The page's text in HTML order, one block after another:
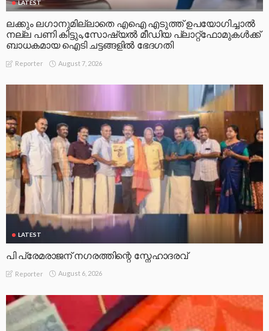
LATEST
ലക്കും ലഗാനുമില്ലാതെ എഐ എടുത്ത് ഉപയോഗിച്ചാല്‍
നല്ല പണി കിട്ടും,സോഷ്യല്‍ മീഡിയ പ്ലാറ്റ്‌ഫോമുകള്‍ക്ക്
ബാധകമായ ഐടി ചട്ടങ്ങളില്‍ ഭേദഗതി
Reporter August 7, 2026
LATEST
പി പ്രേമരാജന് നഗരത്തിന്റെ സ്നേഹാദരവ്
Reporter August 6, 2026